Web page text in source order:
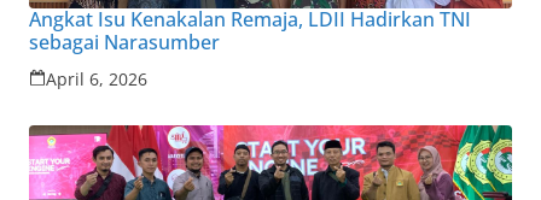
Angkat Isu Kenakalan Remaja, LDII Hadirkan TNI
sebagai Narasumber
April 6, 2026